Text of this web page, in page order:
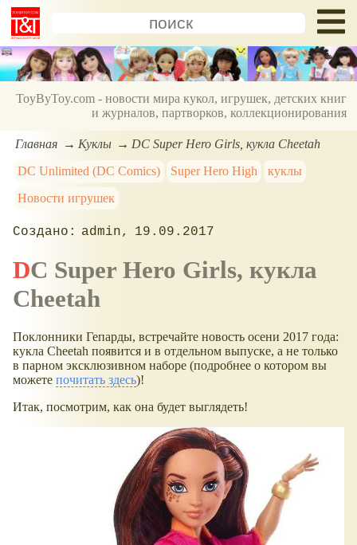
ToyByToy.com - новости мира кукол, игрушек, детских книг
и журналов, партворков, коллекционирования
Главная Куклы
DC Super Hero Girls, кукла Cheetah
DC Unlimited (DC Comics)
Super Hero High
куклы
Новости игрушек
admin 19.09.2017
DC Super Hero Girls, кукла
Cheetah
Поклонники Гепарды, встречайте новость осени 2017 года:
кукла Cheetah появится и в отдельном выпуске, а не только
в парном эксклюзивном наборе (подробнее о котором вы
можете почитать здесь)!
Итак, посмотрим, как она будет выглядеть!